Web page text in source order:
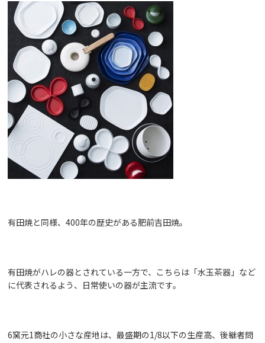
有田焼と同様、400年の歴史がある肥前吉田焼。
有田焼がハレの器とされている一方で、こちらは「水玉茶器」など
に代表されるよう、日常使いの器が主流です。
6窯元1商社の小さな産地は、最盛期の1/8以下の生産高、後継者問